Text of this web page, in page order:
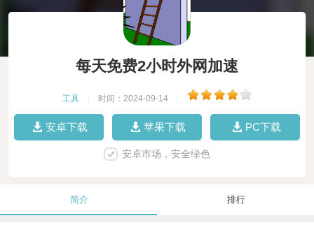
每天免费2小时外网加速
工具 时间：2024-09-14
安卓下载 苹果下载 PC下载
安卓市场，安全绿色
简介 排行